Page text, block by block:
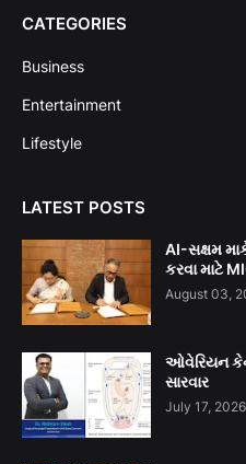
CATEGORIES
Business
Entertainment
Lifestyle
LATEST POSTS
AI-સક્ષમ
કરવા માટે
August 03,
ઓવેરિયન
સારવાર
July 17, 2026